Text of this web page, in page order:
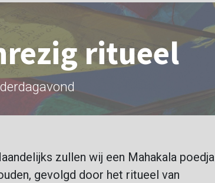
ritueel
zullen wij een Mahakala poedja
gevolgd door het ritueel van